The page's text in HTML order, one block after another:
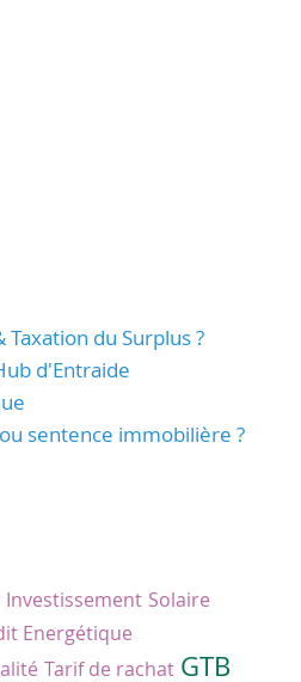
Taxation du Surplus ?
d'Entraide
sentence immobilière ?
Investissement Solaire
Energétique
Tarif de rachat GTB